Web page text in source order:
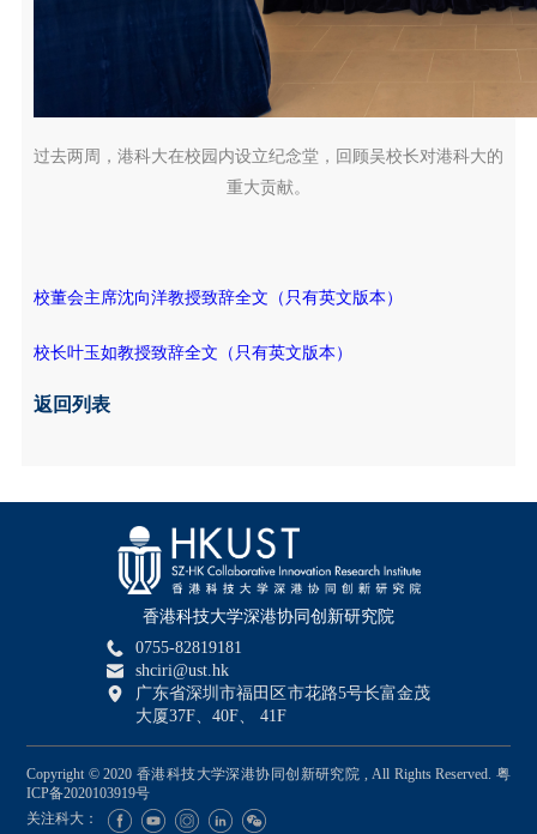
过去两周，港科大在校园内设立纪念堂，回顾吴校长对港科大的
重大贡献。
校董会主席沈向洋教授致辞全文（只有英文版本）
校长叶玉如教授致辞全文（只有英文版本）
返回列表
香港科技大学深港协同创新研究院
0755-82819181
shciri@ust.hk
广东省深圳市福田区市花路5号长富金茂
大厦37F、40F、 41F
Copyright © 2020 香港科技大学深港协同创新研究院 , All Rights Reserved. 粤
ICP备2020103919号
关注科大：